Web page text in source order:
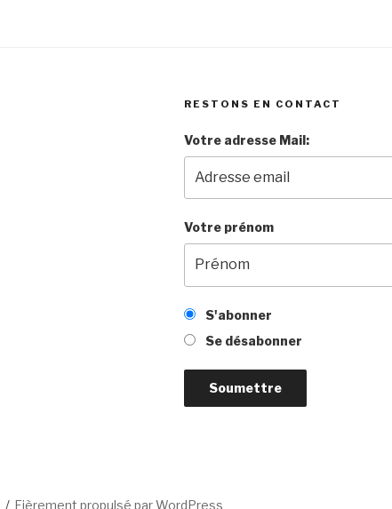
RESTONS EN CONTACT
Votre adresse Mail:
Votre prénom
S'abonner
Se désabonner
Fièrement propulsé par WordPress